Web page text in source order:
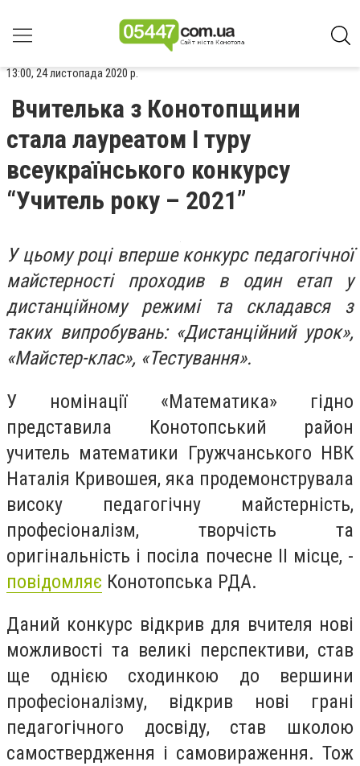
13:00, 24 листопада 2020 р.
Вчителька з Конотопщини
стала лауреатом І туру
всеукраїнського конкурсу
“Учитель року – 2021”
У цьому році вперше конкурс педагогічної
майстерності проходив в один етап у
дистанційному режимі та складався з
таких випробувань: «Дистанційний урок»,
«Майстер-клас», «Тестування».
У номінації «Математика» гідно
представила Конотопський район
учитель математики Гружчанського НВК
Наталія Кривошея, яка продемонструвала
високу педагогічну майстерність,
професіоналізм, творчість та
оригінальність і посіла почесне ІІ місце, -
повідомляє Конотопська РДА.
Даний конкурс відкрив для вчителя нові
можливості та великі перспективи, став
ще однією сходинкою до вершини
професіоналізму, відкрив нові грані
педагогічного досвіду, став школою
самоствердження і самовираження. Тож